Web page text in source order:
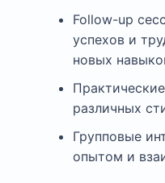
Follow-up
успехов и
новых
различных
Групповые
опытом и